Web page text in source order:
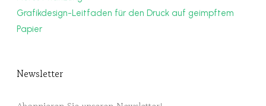
Grafikdesign-Leitfaden für den Druck auf geimpftem
Papier
Newsletter